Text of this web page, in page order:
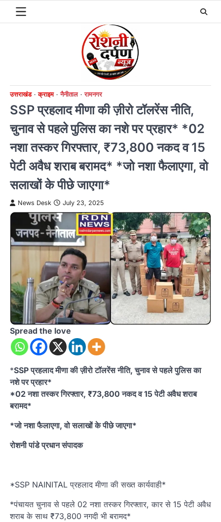
उत्तराखंड क्राइम नैनीताल रामनगर
SSP प्रहलाद मीणा की ज़ीरो टॉलरेंस नीति,
चुनाव से पहले पुलिस का नशे पर प्रहार* *02
नशा तस्कर गिरफ्तार, ₹73,800 नकद व 15
पेटी अवैध शराब बरामद* *जो नशा फैलाएगा, वो
सलाखों के पीछे जाएगा*
News Desk July 23, 2025
Spread the love
*SSP प्रहलाद मीणा की ज़ीरो टॉलरेंस नीति, चुनाव से पहले पुलिस का
नशे पर प्रहार*
*02 नशा तस्कर गिरफ्तार, ₹73,800 नकद व 15 पेटी अवैध शराब
बरामद*
*जो नशा फैलाएगा, वो सलाखों के पीछे जाएगा*
रोशनी पांडे प्रधान संपादक
*SSP NAINITAL प्रहलाद मीणा की सख्त कार्यवाही*
*पंचायत चुनाव से पहले 02 नशा तस्कर गिरफ्तार, कार से 15 पेटी अवैध
शराब के साथ ₹73,800 नगदी भी बरामद*